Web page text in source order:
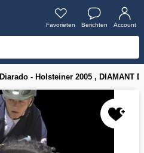
Favorieten Berichten Account
Diarado - Holsteiner 2005 , DIAMANT